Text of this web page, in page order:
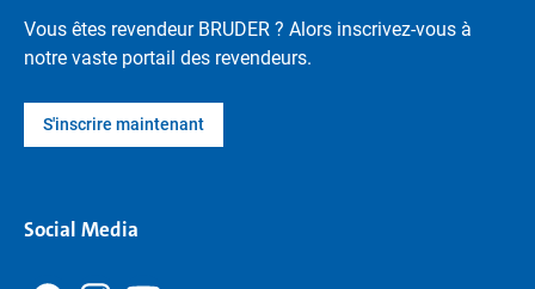
Vous êtes revendeur BRUDER ? Alors inscrivez-vous à
notre vaste portail des revendeurs.
S'inscrire maintenant
Social Media